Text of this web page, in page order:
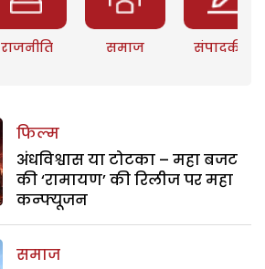
राजनीति समाज संपादकीय
फिल्म
अंधविश्वास या टोटका – महा बजट
की ‘रामायण’ की रिलीज पर महा
कन्फ्यूजन
समाज